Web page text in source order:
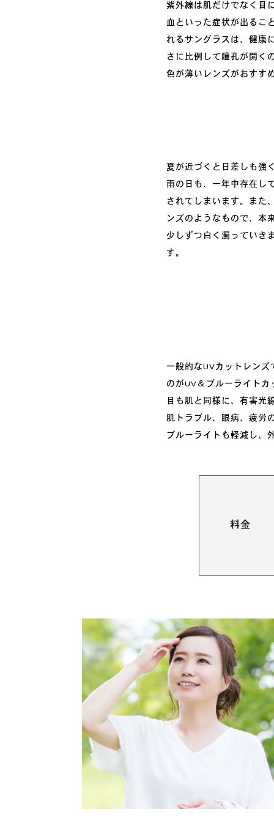
紫外線は肌だけでなく目
血といった症状が出るこ
れるサングラスは、健康
さに比例して瞳孔が開く
色が薄いレンズがおすす
夏が近づくと日差しも強
雨の日も、一年中存在し
されてしまいます。また
ンズのようなもので、本
少しずつ白く濁っていき
す。
一般的なUVカットレン
のがUV＆ブルーライト
目も肌と同様に、有害光
肌トラブル、眼病、疲労
ブルーライトも軽減し、
料金